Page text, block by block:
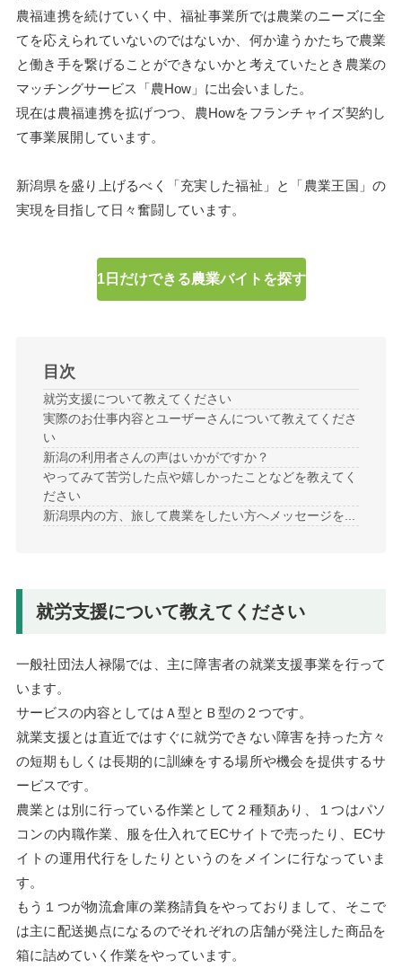
農福連携を続けていく中、福祉事業所では農業のニーズに全
てを応えられていないのではないか、何か違うかたちで農業
と働き手を繋げることができないかと考えていたとき農業の
マッチングサービス「農How」に出会いました。
現在は農福連携を拡げつつ、農Howをフランチャイズ契約し
て事業展開しています。
新潟県を盛り上げるべく「充実した福祉」と「農業王国」の
実現を目指して日々奮闘しています。
1日だけできる農業バイトを探す
目次
就労支援について教えてください
実際のお仕事内容とユーザーさんについて教えてくださ
い
新潟の利用者さんの声はいかがですか？
やってみて苦労した点や嬉しかったことなどを教えてく
ださい
新潟県内の方、旅して農業をしたい方へメッセージを...
就労支援について教えてください
一般社団法人禄陽では、主に障害者の就業支援事業を行って
います。
サービスの内容としてはＡ型とＢ型の２つです。
就業支援とは直近ではすぐに就労できない障害を持った方々
の短期もしくは長期的に訓練をする場所や機会を提供するサ
ービスです。
農業とは別に行っている作業として２種類あり、１つはパソ
コンの内職作業、服を仕入れてECサイトで売ったり、ECサ
イトの運用代行をしたりというのをメインに行なっていま
す。
もう１つが物流倉庫の業務請負をやっておりまして、そこで
は主に配送拠点になるのでそれぞれの店舗が発注した商品を
箱に詰めていく作業をやっています。